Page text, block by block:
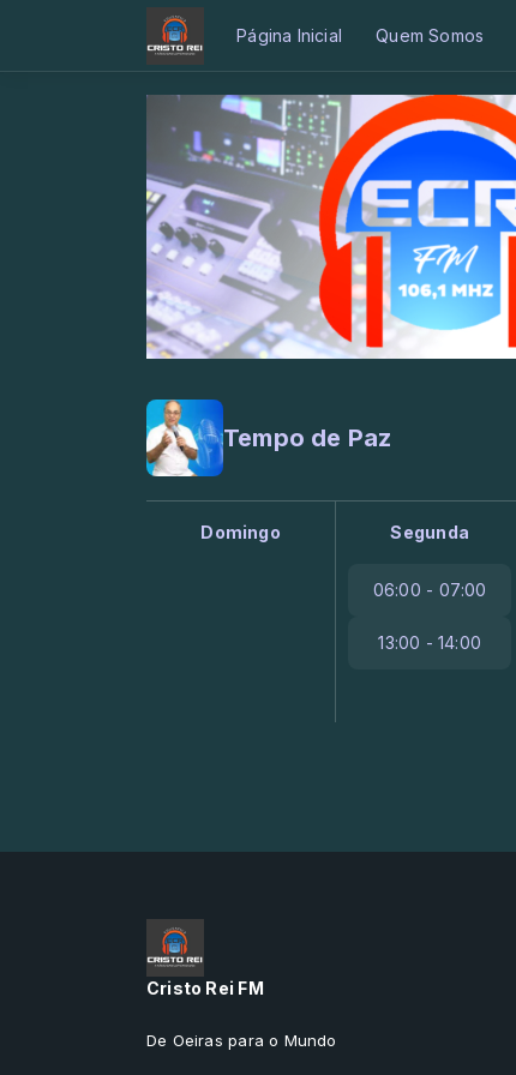
Página Inicial Quem Somos
Tempo de Paz
Domingo Segunda
06:00 - 07:00
13:00 - 14:00
Cristo Rei FM
De Oeiras para o Mundo